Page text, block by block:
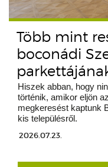
Több mint
boconádi
Hiszek abban, hogy
történik, amikor eljön
megkeresést kaptunk
kis településről.
2026.07.23.